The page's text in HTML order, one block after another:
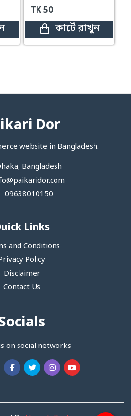
TK50
কার্টে রাখুন
Dor
website in Bangladesh.
Bangladesh
09638010150
Links
and Conditions
Policy
Disclaimer
Contact Us
on social networks